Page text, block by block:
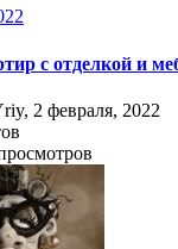
с отделкой и
2 февраля, 2022